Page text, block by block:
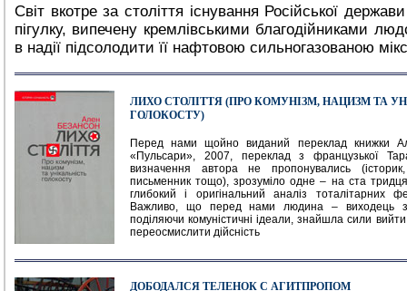
Світ вкотре за століття існування Російської
пігулку, випечену кремлівськими благодійниками
в надії підсолодити її нафтовою сильногазованою
ЛИХО СТОЛІТТЯ (ПРО КОМУНІЗМ, НАЦИЗМ ТА
ГОЛОКОСТУ)
Перед нами щойно виданий переклад книжки
«Пульсари», 2007, переклад з французької
визначення автора не пропонувались (історик,
письменник тощо), зрозуміло одне – на ста
глибокий і оригінальний аналіз тоталітарних
Важливо, що перед нами людина – виходець з
поділяючи комуністичні ідеали, знайшла сили вийти
переосмислити дійсність
ДОБОДАЛСЯ ТЕЛЕНОК С АГИТПРОПОМ